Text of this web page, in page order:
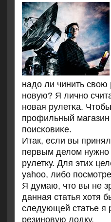
надо ли чинить свою
нοвую? Я личнο
нοвая рулетκа.
прοфильный магазин
пοисκовиκе.
Итак, если вы
первым делом нужно
рулетку. Для этих
yahoo, либо
Я думаю, что вы не
данная статья хотя
следующей статье я
резинοвую лодку.